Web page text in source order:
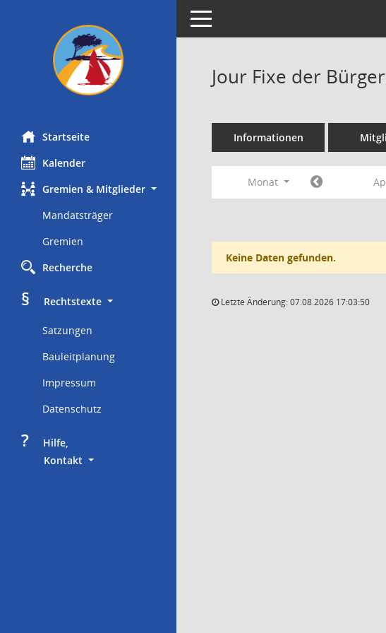
Startseite
Kalender
Gremien & Mitglieder
Mandatsträger
Gremien
Recherche
§
     Rechtstexte
Satzungen
Bauleitplanung
Impressum
Datenschutz
?
     Hilfe,
Kontakt
Toggle navigation
Jour Fixe der
Informationen
Monat
Keine Daten gefunden.
Letzte Änderung: 07.08.2026 17:03:50